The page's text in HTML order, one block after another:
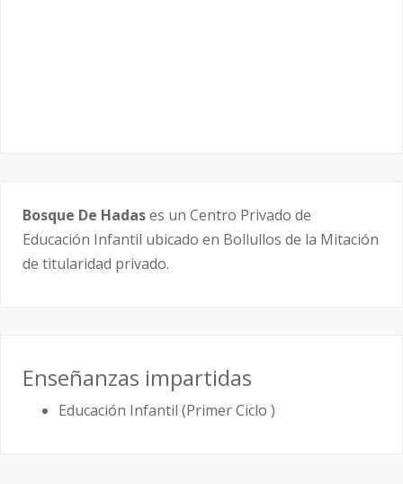
Bosque De Hadases un Centro Privado de
Educación Infantil ubicado en Bollullos de la Mitación
de titularidad privado.
Enseñanzas impartidas
Educación Infantil (Primer Ciclo )